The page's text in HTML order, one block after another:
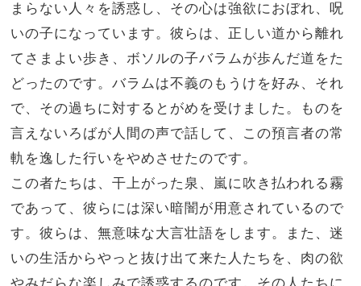
まらない人々を誘惑し、その心は強欲におぼれ、呪
いの子になっています。彼らは、正しい道から離れ
てさまよい歩き、ボソルの子バラムが歩んだ道をた
どったのです。バラムは不義のもうけを好み、 それ
で、その過ちに対するとがめを受けました。ものを
言えないろばが人間の声で話して、この預言者の常
軌を逸した行いをやめさせたのです。
この者たちは、干上がった泉、嵐に吹き払われる霧
であって、彼らには深い暗闇が用意されているので
す。彼らは、無意味な大言壮語をします。また、迷
いの生活からやっと抜け出て来た人たちを、肉の欲